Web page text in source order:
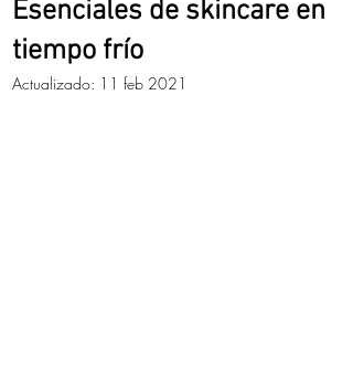
Esenciales de skincare en
tiempo frío
Actualizado: 11 feb 2021